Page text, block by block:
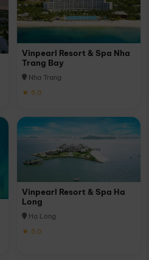
Vinpearl Resort & Spa Nha
Trang Bay
Nha Trang
★ 5.0
Vinpearl Resort & Spa Ha
Long
Hạ Long
★ 5.0